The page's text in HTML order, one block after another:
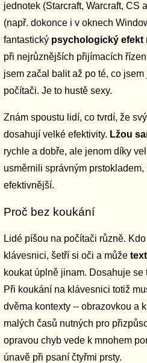
jednotek (Starcraft, Warcraft, CS
(např. dokonce i v oknech
fantastický psychologický efekt
při nejrůznějších přijímacích
jsem začal balit až po té, co
počítači. Je to hustě sexy.
Znám spoustu lidí, co tvrdí, že
dosahují velké efektivity. Lžou
rychle a dobře, ale jenom díky
usměrnili správným
efektivnější.
Proč bez koukání
Lidé píšou na počítači různě.
klávesnici, šetří si oči a může
koukat úplně jinam. Dosahuje
Při koukání na klávesnici totiž
dvěma kontexty -- obrazovkou a
malých časů nutných pro
opravou chyb vede k mnohem
únavě při psaní čtyřmi prsty.